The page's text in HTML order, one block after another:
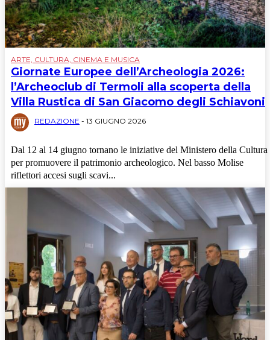
ARTE, CULTURA, CINEMA E MUSICA
Giornate Europee dell’Archeologia 2026:
l’Archeoclub di Termoli alla scoperta della
Villa Rustica di San Giacomo degli Schiavoni
REDAZIONE - 13 GIUGNO 2026
Dal 12 al 14 giugno tornano le iniziative del Ministero della Cultura
per promuovere il patrimonio archeologico. Nel basso Molise
riflettori accesi sugli scavi...